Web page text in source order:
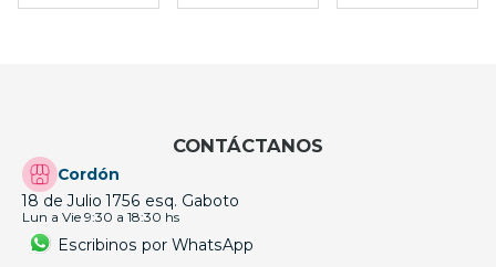
CONTÁCTANOS
Cordón
18 de Julio 1756 esq. Gaboto
Lun a Vie 9:30 a 18:30 hs
Escribinos por WhatsApp